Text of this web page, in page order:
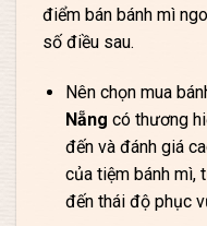
điểm bán bánh mì
số điều sau.
Nên chọn mua
Nẵng có thương
đến và đánh giá
của tiệm bánh mì,
đến thái độ phục